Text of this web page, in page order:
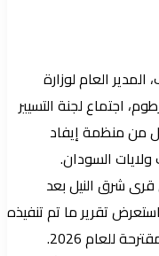
العام لوزارة
اجتماع لجنة التسيير
من منظمة إيفاد
ولايات السودان.
شرق النيل بعد
تقرير ما تم تنفيذه
للعام 2026.